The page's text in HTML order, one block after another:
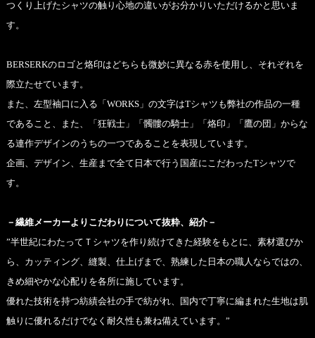
つくり上げたシャツの触り心地の違いがお分かりいただけるかと思いま
す。
BERSERKのロゴと烙印はどちらも微妙に異なる赤を使用し、それぞれを
際立たせています。
また、左型袖口に入る「WORKS」の文字はTシャツも弊社の作品の一種
であること、また、「狂戦士」「髑髏の騎士」「烙印」「鷹の団」からな
る連作デザインのうちの一つであることを表現しています。
企画、デザイン、生産まで全て日本で行う国産にこだわったTシャツで
す。
－繊維メーカーよりこだわりについて抜粋、紹介－
”半世紀にわたってＴシャツを作り続けてきた経験をもとに、素材選びか
ら、カッティング、縫製、仕上げまで、熟練した日本の職人ならではの、
きめ細やかな心配りを各所に施しています。
優れた技術を持つ紡績会社の手で紡がれ、国内で丁寧に編まれた生地は肌
触りに優れるだけでなく耐久性も兼ね備えています。”